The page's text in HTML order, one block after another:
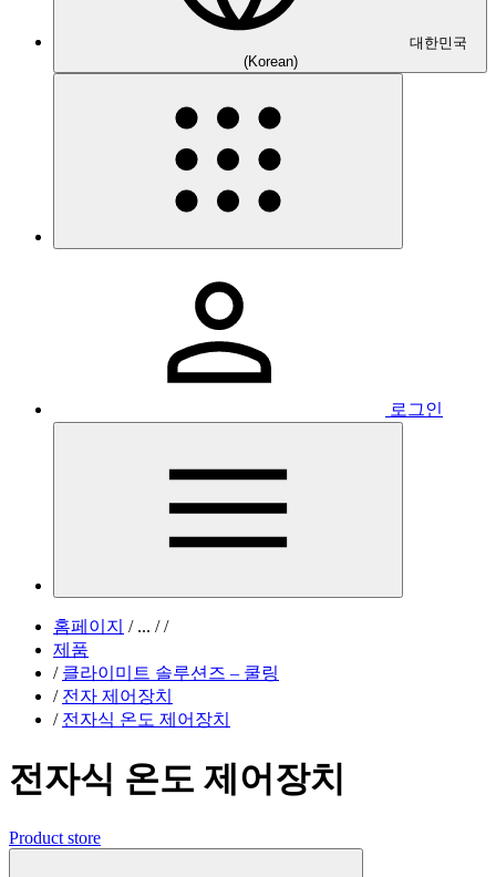
대한민국
(Korean)
로그인
홈페이지 /... / /
제품
/ 클라이미트 솔루션즈 – 쿨링
/ 전자 제어장치
/ 전자식 온도 제어장치
전자식 온도 제어장치
Product store